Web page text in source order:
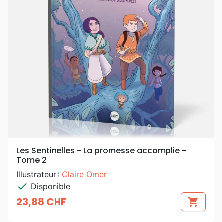
Les Sentinelles - La promesse accomplie -
Tome 2
Illustrateur : Claire Omer
check Disponible
Prix
23,88 CHF shopping_cart